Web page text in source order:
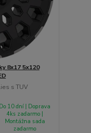
8x17 5x120
s TUV
Do 10 dní | Doprava
4ks zadarmo |
Montážna sada
zadarmo